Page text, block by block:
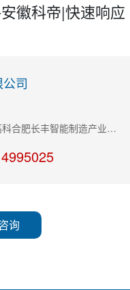
徽科帝|快速响应
司
公司地址：长丰县凤亭路中南高科合肥长丰智能制造产业园11栋B座
询